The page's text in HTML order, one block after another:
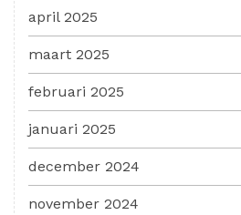
april 2025
maart 2025
februari 2025
januari 2025
december 2024
november 2024